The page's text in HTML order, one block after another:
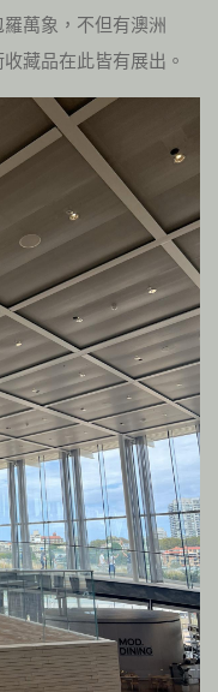
萬象，不但有澳洲
藏品在此皆有展出。